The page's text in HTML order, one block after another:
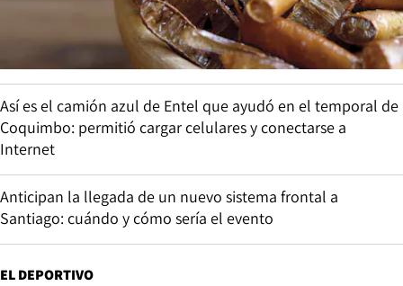
Así es el camión azul de Entel que ayudó en el temporal de
Coquimbo: permitió cargar celulares y conectarse a
Internet
Anticipan la llegada de un nuevo sistema frontal a
Santiago: cuándo y cómo sería el evento
EL DEPORTIVO